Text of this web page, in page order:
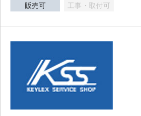
販売可 工事・取付可